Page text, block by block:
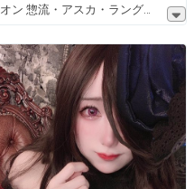
オン 惣流・アスカ・ラング